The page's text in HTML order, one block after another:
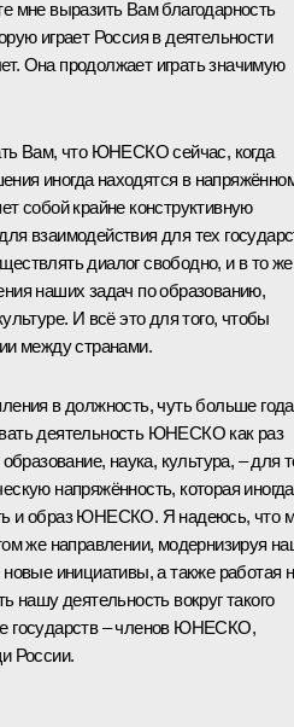
мне выразить Вам благодарность
играет Россия в деятельности
Она продолжает играть значимую
Вам, что ЮНЕСКО сейчас, когда
иногда находятся в
собой крайне конструктивную
взаимодействия для тех
диалог свободно, и в то же
наших задач по образованию,
И всё это для того, чтобы
между странами.
в должность, чуть больше
деятельность ЮНЕСКО как раз
наука, культура, – для
напряжённость, которая иногда
и образ ЮНЕСКО. Я надеюсь, что
же направлении, модернизируя
новые инициативы, а также работая
нашу деятельность вокруг такого
государств – членов ЮНЕСКО,
России.